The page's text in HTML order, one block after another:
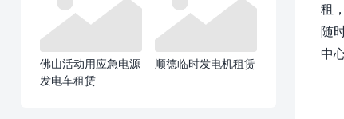
租
随
中
佛山活动用应急电源
发电车租赁
顺德临时发电机租赁